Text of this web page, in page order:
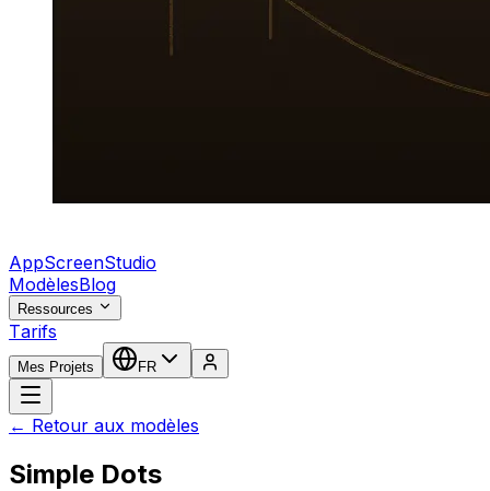
AppScreenStudio
ModèlesBlog
Ressources
Tarifs
Mes Projets FR
← Retour aux modèles
Simple Dots